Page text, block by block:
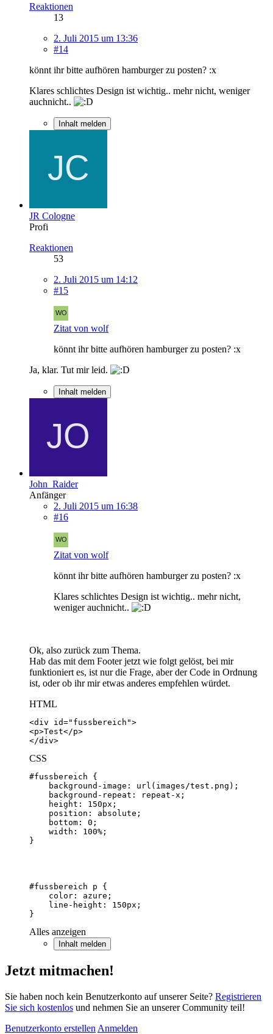
Reaktionen
13
2. Juli 2015 um 13:36
#14
könnt ihr bitte aufhören hamburger zu posten? :x
Klares schlichtes Design ist wichtig.. mehr nicht, weniger
auchnicht..
Inhalt melden
JR Cologne
Profi
Reaktionen
53
2. Juli 2015 um 14:12
#15
Zitat von wolf
könnt ihr bitte aufhören hamburger zu posten? :x
Ja, klar. Tut mir leid.
Inhalt melden
John_Raider
Anfänger
2. Juli 2015 um 16:38
#16
Zitat von wolf
könnt ihr bitte aufhören hamburger zu posten? :x
Klares schlichtes Design ist wichtig.. mehr nicht,
weniger auchnicht..
Ok, also zurück zum Thema.
Hab das mit dem Footer jetzt wie folgt gelöst, bei mir
funktioniert es, ist nur die Frage, aber der Code in Ordnung
ist, oder ob ihr mir etwas anderes empfehlen würdet.
HTML
</div>
CSS
}
Alles anzeigen
Inhalt melden
Jetzt mitmachen!
Sie haben noch kein Benutzerkonto auf unserer Seite? Registrieren
Sie sich kostenlos und nehmen Sie an unserer Community teil!
Benutzerkonto erstellen Anmelden